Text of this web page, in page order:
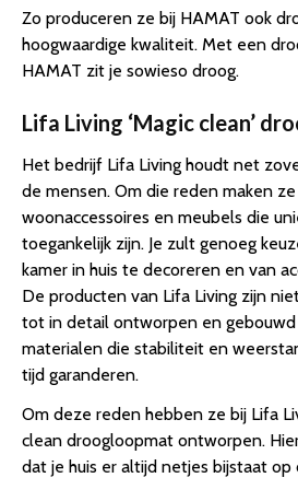
Zo produceren ze bij HAMAT ook
hoogwaardige kwaliteit. Met een
HAMAT zit je sowieso droog.
Lifa Living ‘Magic clean’
Het bedrijf Lifa Living houdt net
de mensen. Om die reden maken
woonaccessoires en meubels die
toegankelijk zijn. Je zult genoeg
kamer in huis te decoreren en van
De producten van Lifa Living zijn
tot in detail ontworpen en
materialen die stabiliteit en
tijd garanderen.
Om deze reden hebben ze bij Lifa
clean droogloopmat ontworpen.
dat je huis er altijd netjes bijstaat